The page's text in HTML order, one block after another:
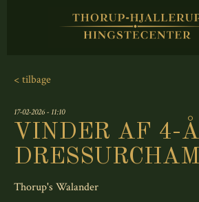
< tilbage
17-02-2026 - 11:10
VINDER AF 4-
Thorup's Walander